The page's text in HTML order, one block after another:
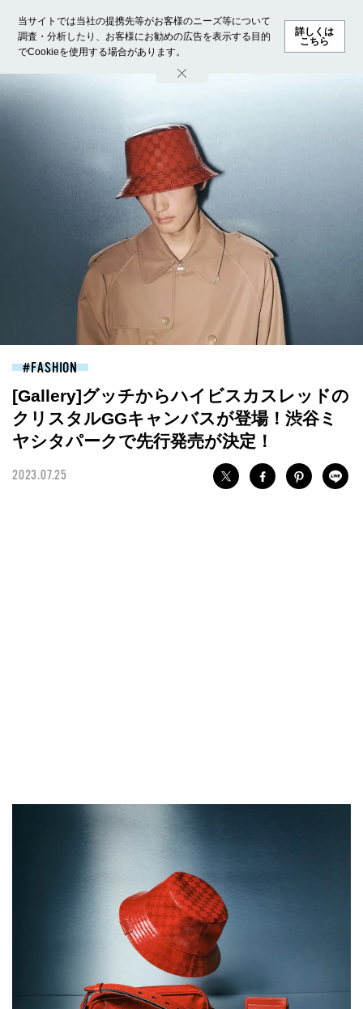
当サイトでは当社の提携先等がお客様のニーズ等について
調査・分析したり、お客様にお勧めの広告を表示する目的
でCookieを使用する場合があります。
詳しくは
こちら
ホーム モデル募集 ランキング ファッション ビューテ
FASHION
[Gallery]グッチからハイビスカスレッドの
クリスタルGGキャンバスが登場！渋谷ミ
ヤシタパークで先行発売が決定！
2023.07.25